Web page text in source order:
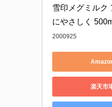
雪印メグミルク
にやさしく
2000925
楽天市